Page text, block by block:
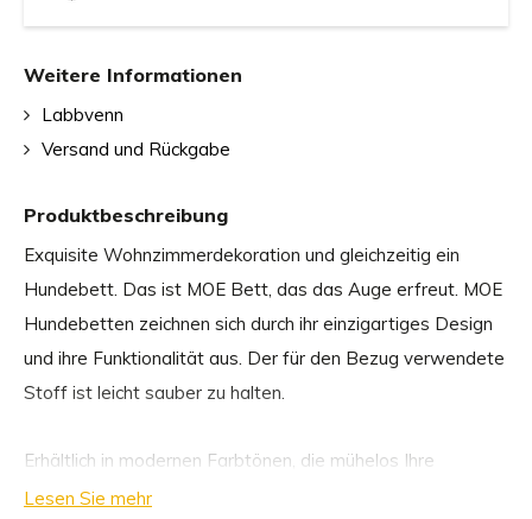
Produktbeschreibung
Exquisite Wohnzimmerdekoration und gleichzeitig ein
Hundebett. Das ist MOE Bett, das das Auge erfreut. MOE
Hundebetten zeichnen sich durch ihr einzigartiges Design
und ihre Funktionalität aus. Der für den Bezug verwendete
Stoff ist leicht sauber zu halten.
Erhältlich in modernen Farbtönen, die mühelos Ihre
Inneneinrichtung ergänzen.
Lesen Sie mehr
Weitere Informationen
Labbvenn
Versand und Rückgabe